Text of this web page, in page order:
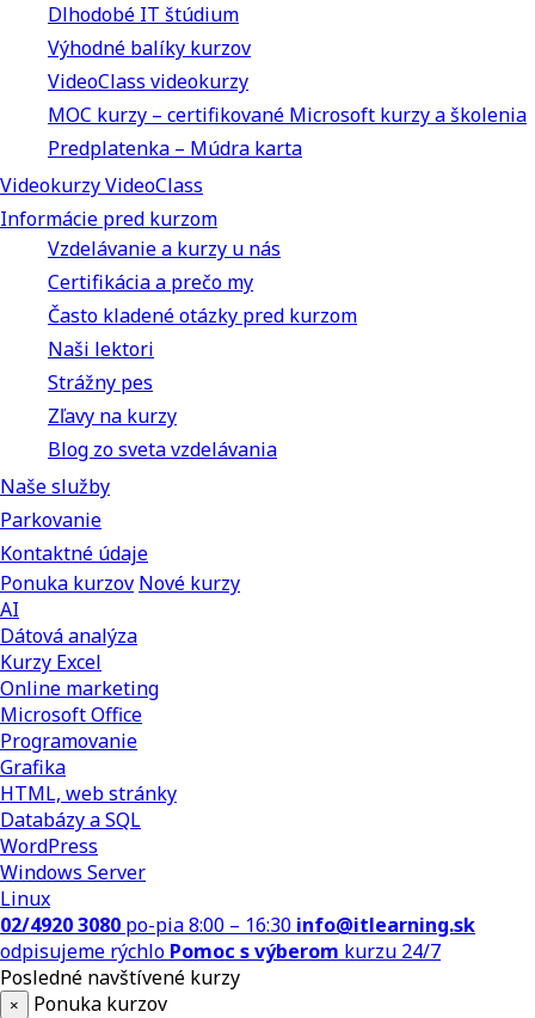
Dlhodobé IT štúdium
Výhodné balíky kurzov
VideoClass videokurzy
MOC kurzy – certifikované Microsoft kurzy a školenia
Predplatenka – Múdra karta
Videokurzy VideoClass
Informácie pred kurzom
Vzdelávanie a kurzy u nás
Certifikácia a prečo my
Často kladené otázky pred kurzom
Naši lektori
Strážny pes
Zľavy na kurzy
Blog zo sveta vzdelávania
Naše služby
Parkovanie
Kontaktné údaje
Ponuka kurzov Nové kurzy
AI
Dátová analýza
Kurzy Excel
Online marketing
Microsoft Office
Programovanie
Grafika
HTML, web stránky
Databázy a SQL
WordPress
Windows Server
Linux
02/4920 3080 po-pia 8:00 – 16:30 info@itlearning.sk
odpisujeme rýchlo Pomoc s výberom kurzu 24/7
Posledné navštívené kurzy
×
Ponuka kurzov